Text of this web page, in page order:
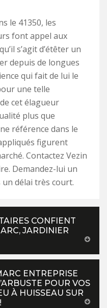
le 41350, les
font appel aux
s’agit d’étêter un
depuis de longues
qui fait de lui le
une telle
cet élagueur
plus que
référence dans le
figurent
Contactez Vezin
Demandez-lui un
un délai très court.
CONFIENT
JARDINIER
ENTREPRISE
POUR VOS
À HUISSEAU SUR